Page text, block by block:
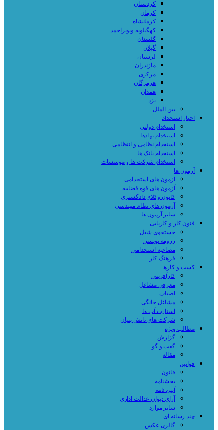
کردستان
کرمان
کرمانشاه
کهگیلویه وبویراحمد
گلستان
گیلان
لرستان
مازندران
مرکزی
هرمزگان
همدان
یزد
بین الملل
اخبار استخدام
استخدام دولتی
استخدام نهادها
استخدام نظامی و انتظامی
استخدام بانک ها
استخدام شرکت ها و موسسات
آزمون ها
آزمون های استخدامی
آزمون های قوه قضاییه
کانون وکلای دادگستری
آزمون های نظام مهندسی
سایر آزمون ها
فنون کار و کاریابی
جستجوی شغل
رزومه نویسی
مصاحبه استخدامی
فرهنگ کار
کسب و کارها
کارآفرینی
معرفی مشاغل
اصناف
مشاغل خانگی
استارت آپ ها
شرکت های دانش بنیان
مطالب ویژه
گزارش
گفت و گو
مقاله
قوانین
قانون
بخشنامه
آیین نامه
آرای دیوان عدالت اداری
سایر موارد
چند رسانه ای
گالری عکس